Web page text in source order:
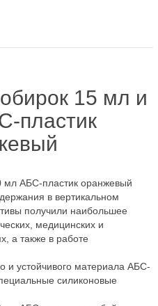
15 мл и
пластик
мл АБС-пластик оранжевый
в вертикальном
получили наибольшее
медицинских и
а также в работе
и устойчивого материала АБС-
силиконовые